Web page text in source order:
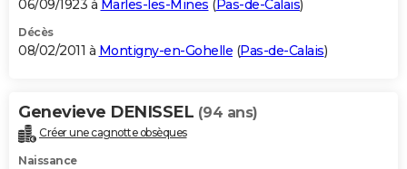
06/09/1923 à Marles-les-Mines ( Pas-de-Calais)
Décès
08/02/2011 à Montigny-en-Gohelle (Pas-de-Calais)
Genevieve DENISSEL (94 ans)
Créer une cagnotte obsèques
Naissance